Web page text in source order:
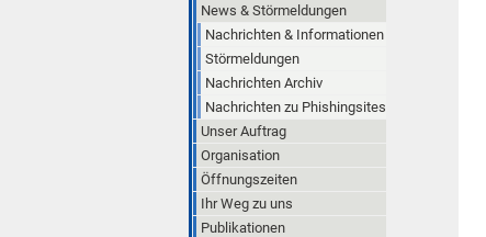
News & Störmeldungen
Nachrichten & Informationen
Störmeldungen
Nachrichten Archiv
Nachrichten zu Phishingsites
Unser Auftrag
Organisation
Öffnungszeiten
Ihr Weg zu uns
Publikationen